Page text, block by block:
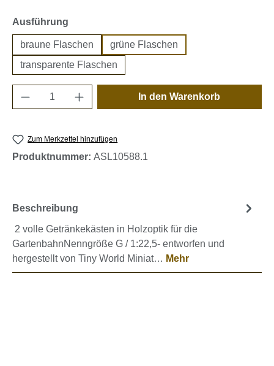
Ausführung
braune Flaschen
grüne Flaschen
transparente Flaschen
Produkt Anzahl: Gib den gewünschten
In den Warenkorb
Zum Merkzettel hinzufügen
Produktnummer: ASL10588.1
Beschreibung
2 volle Getränkekästen in Holzoptik für die
GartenbahnNenngröße G / 1:22,5- entworfen und
hergestellt von Tiny World Miniat… Mehr